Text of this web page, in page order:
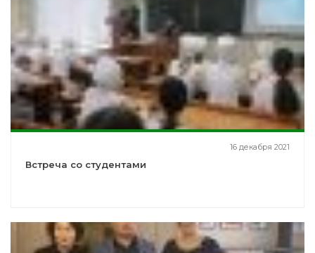
16 декабря 2021
Встреча со студентами